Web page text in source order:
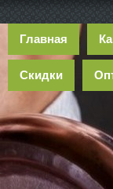
Главная
Скидки